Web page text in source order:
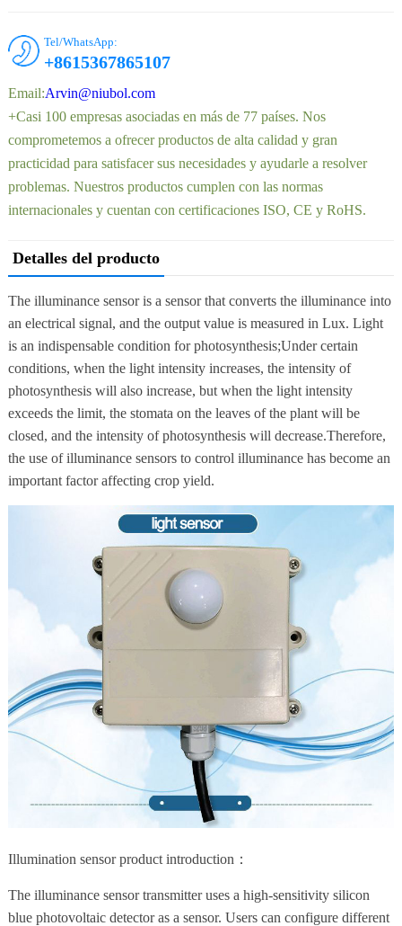
Tel/WhatsApp:
+8615367865107
Email:Arvin@niubol.com
+Casi 100 empresas asociadas en más de 77 países. Nos
comprometemos a ofrecer productos de alta calidad y gran
practicidad para satisfacer sus necesidades y ayudarle a resolver
problemas. Nuestros productos cumplen con las normas
internacionales y cuentan con certificaciones ISO, CE y RoHS.
Detalles del producto
The illuminance sensor is a sensor that converts the illuminance into
an electrical signal, and the output value is measured in Lux. Light
is an indispensable condition for photosynthesis;Under certain
conditions, when the light intensity increases, the intensity of
photosynthesis will also increase, but when the light intensity
exceeds the limit, the stomata on the leaves of the plant will be
closed, and the intensity of photosynthesis will decrease.Therefore,
the use of illuminance sensors to control illuminance has become an
important factor affecting crop yield.
Illumination sensor product introduction：
The illuminance sensor transmitter uses a high-sensitivity silicon
blue photovoltaic detector as a sensor. Users can configure different